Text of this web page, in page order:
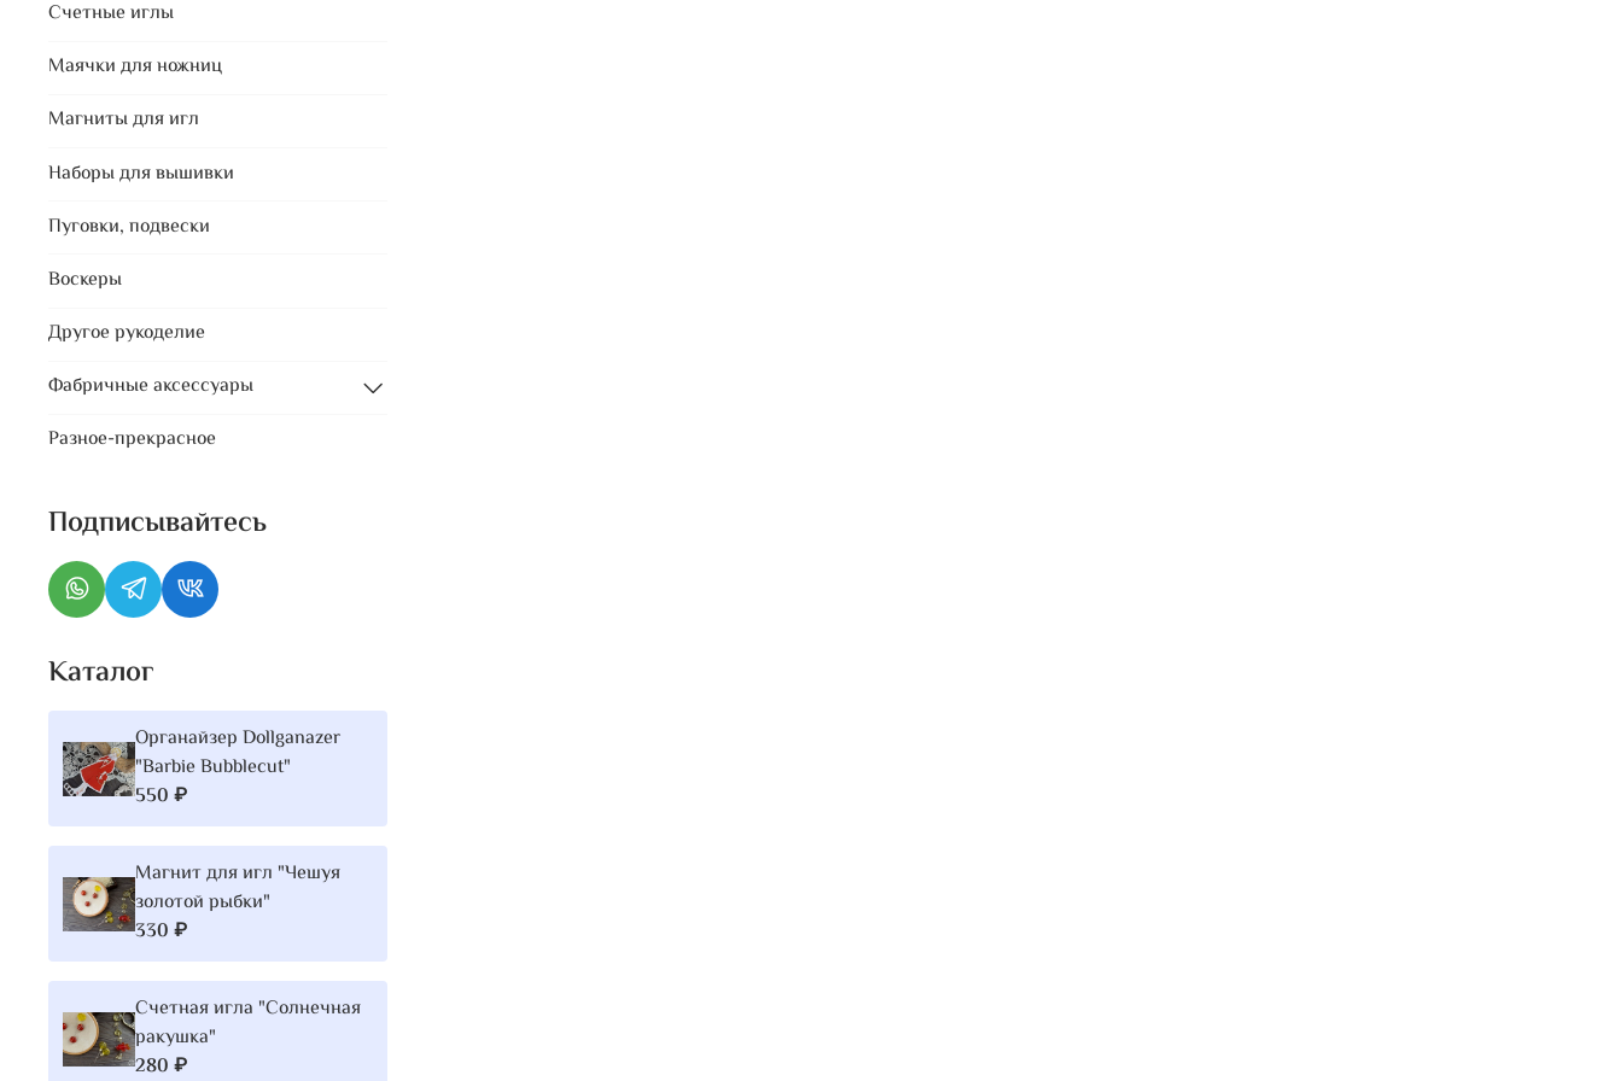
Счетные иглы
Маячки для ножниц
Магниты для игл
Наборы для вышивки
Пуговки, подвески
Воскеры
Другое рукоделие
Фабричные аксессуары
Разное-прекрасное
Подписывайтесь
Каталог
Органайзер Dollganazer
"Barbie Bubblecut"
550 ₽
Магнит для игл "Чешуя
золотой рыбки"
330 ₽
Счетная игла "Солнечная
ракушка"
280 ₽